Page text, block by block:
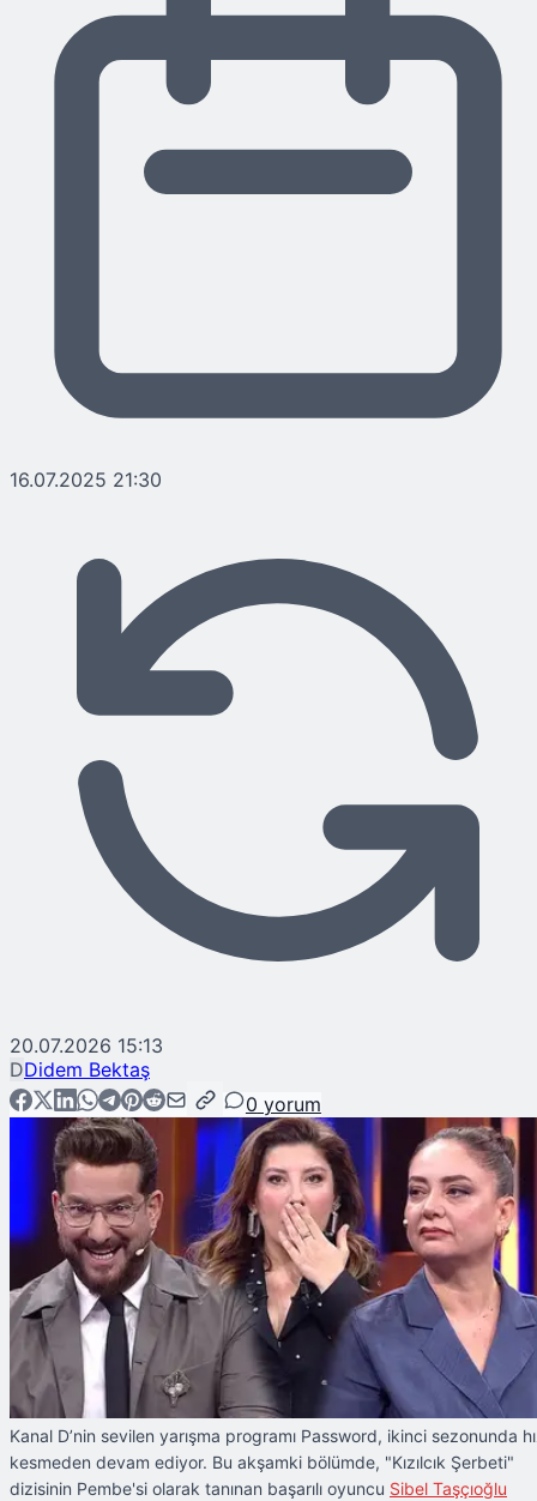
16.07.2025 21:30
20.07.2026 15:13
DDidem Bektaş
0 yorum
Kanal D’nin sevilen yarışma programı Password, ikinci sezonunda
kesmeden devam ediyor. Bu akşamki bölümde, "Kızılcık Şerbeti"
dizisinin Pembe'si olarak tanınan başarılı oyuncu Sibel Taşçıoğlu